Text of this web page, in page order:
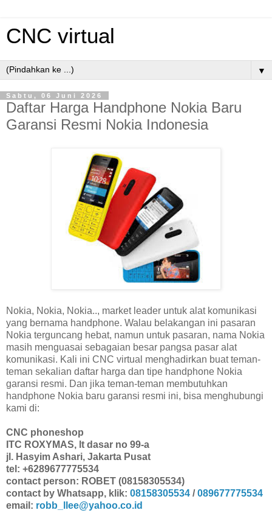
CNC virtual
▼
Sabtu, 06 Juni 2026
Daftar Harga Handphone Nokia Baru
Garansi Resmi Nokia Indonesia
Nokia, Nokia, Nokia.., market leader untuk alat komunikasi
yang bernama handphone. Walau belakangan ini pasaran
Nokia terguncang hebat, namun untuk pasaran, nama Nokia
masih menguasai sebagaian besar pangsa pasar alat
komunikasi. Kali ini CNC virtual menghadirkan buat teman-
teman sekalian daftar harga dan tipe handphone Nokia
garansi resmi. Dan jika teman-teman membutuhkan
handphone Nokia baru garansi resmi ini, bisa menghubungi
kami di:
CNC phoneshop
ITC ROXYMAS, lt dasar no 99-a
jl. Hasyim Ashari, Jakarta Pusat
tel: +6289677775534
contact person: ROBET (08158305534)
contact by Whatsapp, klik: 08158305534 /089677775534
email: robb_llee@yahoo.co.id